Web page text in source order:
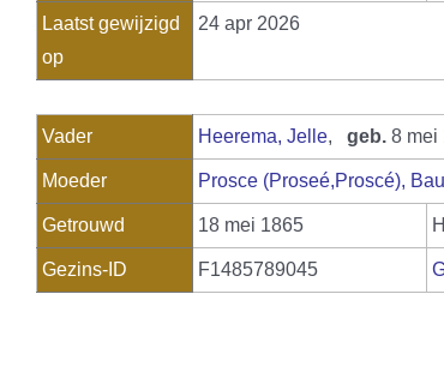
Laatst gewijzigd
op
24 apr 2026
Vader Heerema, Jelle, geb. 8 mei
Moeder Prosce (Proseé,Proscé),
Getrouwd 18 mei 1865
Gezins-ID F1485789045